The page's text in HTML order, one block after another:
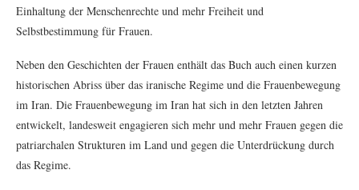
Einhaltung der Menschenrechte und mehr Freiheit und
Selbstbestimmung für Frauen.
Neben den Geschichten der Frauen enthält das Buch auch einen kurzen
historischen Abriss über das iranische Regime und die Frauenbewegung
im Iran. Die Frauenbewegung im Iran hat sich in den letzten Jahren
entwickelt, landesweit engagieren sich mehr und mehr Frauen gegen die
patriarchalen Strukturen im Land und gegen die Unterdrückung durch
das Regime.